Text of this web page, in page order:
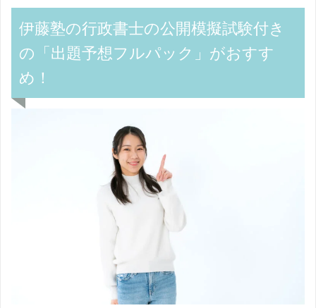
伊藤塾の行政書士の公開模擬試験付き
の「出題予想フルパック」がおすす
め！